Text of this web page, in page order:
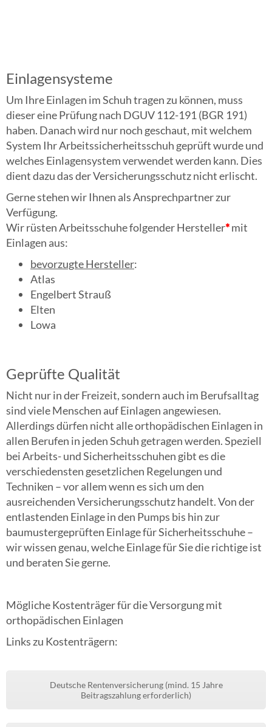
Einlagensysteme
Um Ihre Einlagen im Schuh tragen zu können, muss
dieser eine Prüfung nach DGUV 112-191 (BGR 191)
haben. Danach wird nur noch geschaut, mit welchem
System Ihr Arbeitssicherheitsschuh geprüft wurde und
welches Einlagensystem verwendet werden kann. Dies
dient dazu das der Versicherungsschutz nicht erlischt.
Gerne stehen wir Ihnen als Ansprechpartner zur
Verfügung.
Wir rüsten Arbeitsschuhe folgender Hersteller*mit
Einlagen aus:
bevorzugte Hersteller:
Atlas
Engelbert Strauß
Elten
Lowa
Geprüfte Qualität
Nicht nur in der Freizeit, sondern auch im Berufsalltag
sind viele Menschen auf Einlagen angewiesen.
Allerdings dürfen nicht alle orthopädischen Einlagen in
allen Berufen in jeden Schuh getragen werden. Speziell
bei Arbeits- und Sicherheitsschuhen gibt es die
verschiedensten gesetzlichen Regelungen und
Techniken – vor allem wenn es sich um den
ausreichenden Versicherungsschutz handelt. Von der
entlastenden Einlage in den Pumps bis hin zur
baumustergeprüften Einlage für Sicherheitsschuhe –
wir wissen genau, welche Einlage für Sie die richtige ist
und beraten Sie gerne.
Mögliche Kostenträger für die Versorgung mit
orthopädischen Einlagen
Links zu Kostenträgern:
Deutsche Rentenversicherung (mind. 15 Jahre
Beitragszahlung erforderlich)